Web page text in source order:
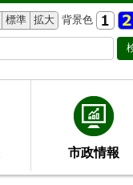
標準 拡大 背景色
市政情報